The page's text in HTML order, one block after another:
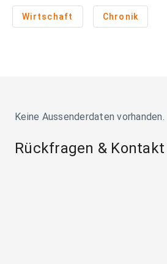
Wirtschaft Chronik
Keine Aussenderdaten vorhanden.
Rückfragen & Kontakt